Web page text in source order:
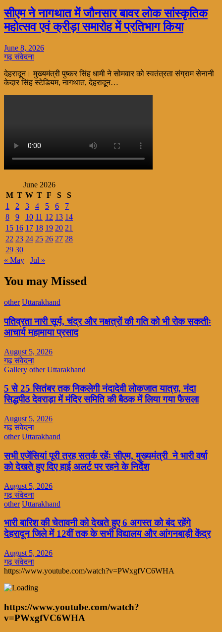
सीएम ने नागथात में जौनसार बावर लोक सांस्कृतिक
महोत्सव एवं क्रीड़ा समारोह में प्रतिभाग किया
June 8, 2026
गढ़ संवेदना
देहरादून। मुख्यमंत्री पुष्कर सिंह धामी ने सोमवार को स्वतंत्रता संग्राम सेनानी
केदार सिंह स्टेडियम, नागथात, देहरादून…
June 2026
M T W T F S
S
1
2 3 4 5 6
7
8
9 10 11 12 13 14
15 16 17 18 19 20 21
22 23 24 25 26 27 28
29 30
« May
Jul »
You may Missed
other Uttarakhand
पतिव्रता नारी सूर्य, चंद्र और नक्षत्रों की गति को भी रोक सकतीः
आचार्य महामाया प्रसाद
August 5, 2026
गढ़ संवेदना
Gallery other Uttarakhand
5 से 25 सितंबर तक निकलेगी नंदादेवी लोकजात यात्रा, नंदा
सिद्धपीठ देवराड़ा में मंदिर समिति की बैठक में लिया गया फैसला
August 5, 2026
गढ़ संवेदना
other Uttarakhand
सभी एजेंसियां पूरी तरह सतर्क रहेंः सीएम, मुख्यमंत्री ने भारी वर्षा
को देखते हुए दिए हाई अलर्ट पर रहने के निर्देश
August 5, 2026
गढ़ संवेदना
other Uttarakhand
भारी बारिश की चेतावनी को देखते हुए 6 अगस्त को बंद रहेंगे
देहरादून जिले में 12वीं तक के सभी विद्यालय और आंगनबाड़ी केंद्र
August 5, 2026
गढ़ संवेदना
https://www.youtube.com/watch?v=PWxgfVC6WHA
https://www.youtube.com/watch?
v=PWxgfVC6WHA